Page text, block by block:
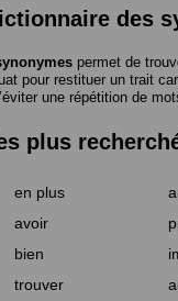
des
permet de
pour restituer un trait
une répétition de
plus
en plus
avoir
bien
trouver